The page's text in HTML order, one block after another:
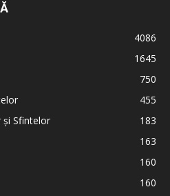
4086
1645
750
455
și Sfintelor
183
163
160
160